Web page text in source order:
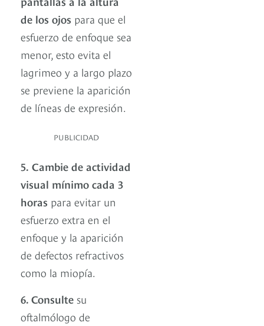
de los ojos para que el
esfuerzo de enfoque sea
menor, esto evita el
lagrimeo y a largo plazo
se previene la aparición
de líneas de expresión.
PUBLICIDAD
5. Cambie de actividad
visual mínimo cada 3
horas para evitar un
esfuerzo extra en el
enfoque y la aparición
de defectos refractivos
como la miopía.
6. Consulte su
oftalmólogo de